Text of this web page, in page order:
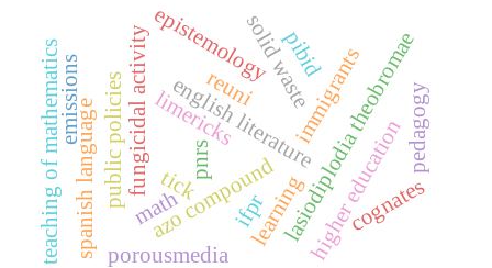
english literature
limericks
ifpr lasiodiplodia theobromae
azo compound
fungicidal activity
public policies higher education
reuni
cognates
spanish language
immigrants
pnrs
solid waste
porousmedia
emissions
teaching of mathematics epistemology
tick
pibid
pedagogy
learning
math